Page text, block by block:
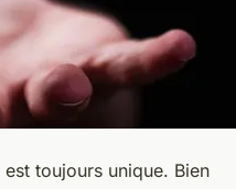
est toujours unique. Bien